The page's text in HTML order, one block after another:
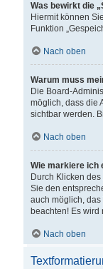
Was bewirkt die
Hiermit können
Funktion
Nach oben
Warum muss
Die Board-
möglich, dass die
sichtbar werden.
Nach oben
Wie markiere ich
Durch Klicken
Sie den
auch möglich,
beachten! Es
Nach oben